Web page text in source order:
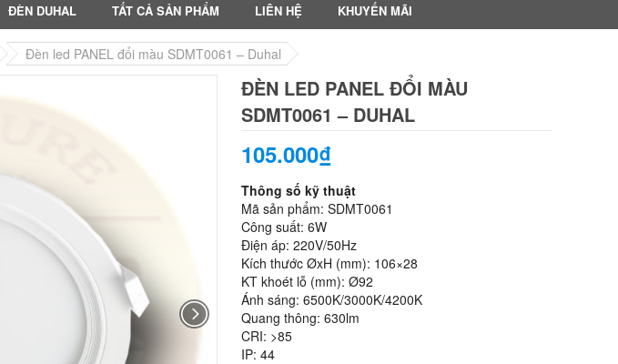
ĐÈN DUHAL TẤT CẢ SẢN PHẨM LIÊN HỆ KHUYẾN MÃI
Đèn led PANEL đổi màu SDMT0061 – Duhal
ĐÈN LED PANEL ĐỔI MÀU
SDMT0061 – DUHAL
105.000₫
Thông số kỹ thuật
Mã sản phẩm: SDMT0061
Công suất: 6W
Điện áp: 220V/50Hz
Kích thước ØxH (mm): 106×28
KT khoét lỗ (mm): Ø92
Ánh sáng: 6500K/3000K/4200K
Quang thông: 630lm
CRI: >85
IP: 44